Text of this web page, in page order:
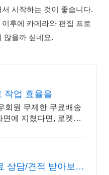
시작하는 것이 좋습니다.
이후에 카메라와 편집 프로
않을까 싶네요.
작업 효율을
회원 무제한 무료배송
에 지쳤다면, 로켓배
상담/견적 받아보세